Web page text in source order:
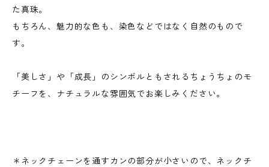
た真珠。
もちろん、魅力的な色も、染色などではなく自然のもので
す。
「美しさ」や「成長」のシンボルともされるちょうちょのモ
チーフを、ナチュラルな雰囲気でお楽しみください。
＊ネックチェーンを通すカンの部分が小さいので、ネックチ